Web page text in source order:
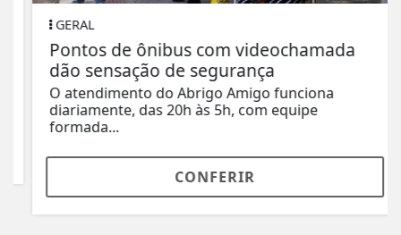
GERAL
Pontos de ônibus com videochamada
dão sensação de segurança
O atendimento do Abrigo Amigo funciona
diariamente, das 20h às 5h, com equipe
formada...
CONFERIR